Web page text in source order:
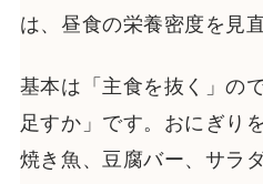
は、昼食の栄養密度を見
基本は「主食を抜く」の
足すか」です。おにぎり
焼き魚、豆腐バー、サラ